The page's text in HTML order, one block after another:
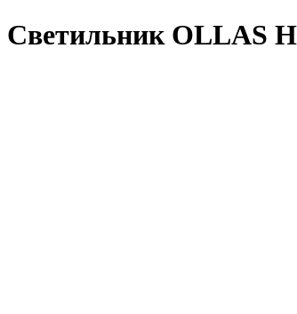
Светильник OLLAS